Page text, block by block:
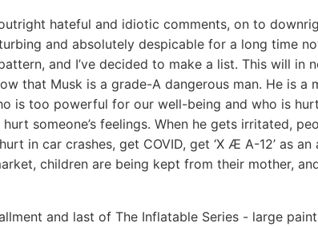
hateful and idiotic comments, on to
and absolutely despicable for a long time
and I’ve decided to make a list. This will in
that Musk is a grade-A dangerous man. He is a
is too powerful for our well-being and who is
someone’s feelings. When he gets irritated,
in car crashes, get COVID, get ‘X Æ A-12’ as
children are being kept from their mother,
and last of The Inflatable Series - large